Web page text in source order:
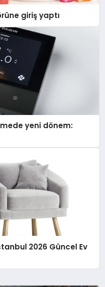
giriş yaptı
yeni dönem:
2026 Güncel Ev